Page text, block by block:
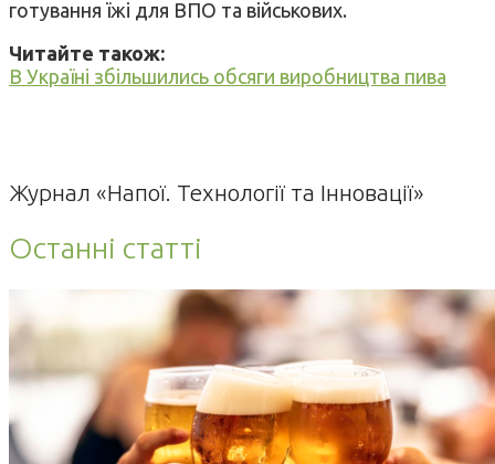
готування їжі для ВПО та військових.
Читайте також:
В Україні збільшились обсяги виробництва пива
Журнал «Напої. Технології та Інновації»
Останні статті